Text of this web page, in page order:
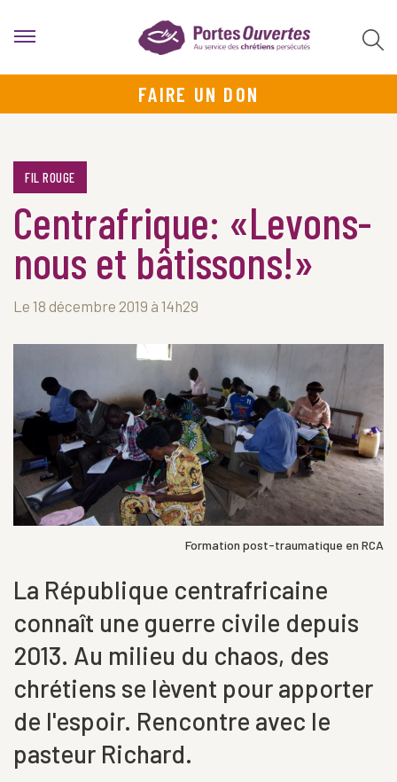
FAIRE UN DON
FIL ROUGE
Centrafrique: «Levons-
nous et bâtissons!»
Le 18 décembre 2019 à 14h29
Formation post-traumatique en RCA
La République centrafricaine
connaît une guerre civile depuis
2013. Au milieu du chaos, des
chrétiens se lèvent pour apporter
de l'espoir. Rencontre avec le
pasteur Richard.